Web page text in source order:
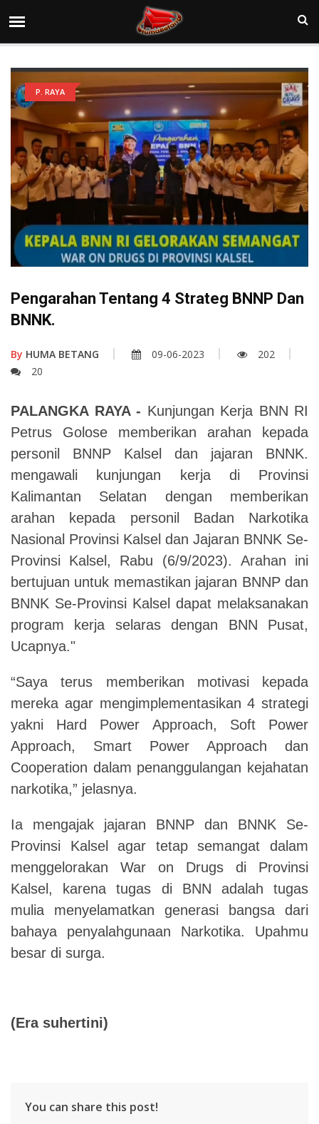
P. RAYA
Pengarahan Tentang 4 Strateg BNNP Dan
BNNK.
By HUMA BETANG 09-06-2023
202
20
PALANGKA RAYA - Kunjungan Kerja BNN RI
Petrus Golose memberikan arahan kepada
personil BNNP Kalsel dan jajaran BNNK.
mengawali kunjungan kerja di Provinsi
Kalimantan Selatan dengan memberikan
arahan kepada personil Badan Narkotika
Nasional Provinsi Kalsel dan Jajaran BNNK Se-
Provinsi Kalsel, Rabu (6/9/2023). Arahan ini
bertujuan untuk memastikan jajaran BNNP dan
BNNK Se-Provinsi Kalsel dapat melaksanakan
program kerja selaras dengan BNN Pusat,
Ucapnya."
“Saya terus memberikan motivasi kepada
mereka agar mengimplementasikan 4 strategi
yakni Hard Power Approach, Soft Power
Approach, Smart Power Approach dan
Cooperation dalam penanggulangan kejahatan
narkotika,” jelasnya.
Ia mengajak jajaran BNNP dan BNNK Se-
Provinsi Kalsel agar tetap semangat dalam
menggelorakan War on Drugs di Provinsi
Kalsel, karena tugas di BNN adalah tugas
mulia menyelamatkan generasi bangsa dari
bahaya penyalahgunaan Narkotika. Upahmu
besar di surga.
(Era suhertini)
You can share this post!